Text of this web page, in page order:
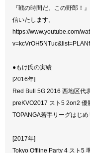
『戦の時間だ、この野郎！
信いたします。
https://www.youtube.com/
●もけ氏の実績
[2016年]
Red Bull 5G 2016 西地区代
preKVO2017 スト5 2on2 優
TOPANGA若手リーグはじ
[2017年]
Tokyo Offline Party 4 スト5